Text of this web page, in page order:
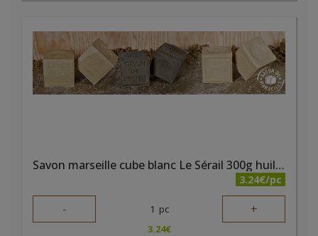
Savon marseille cube blanc Le Sérail 300g huile végétale
3.24€/pc
- 1 pc +
3.24€